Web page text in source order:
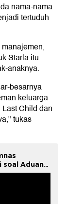
nama-nama
tertuduh
Starla itu
anaknya.
besarnya
keluarga
Child dan
tukas
soal Aduan